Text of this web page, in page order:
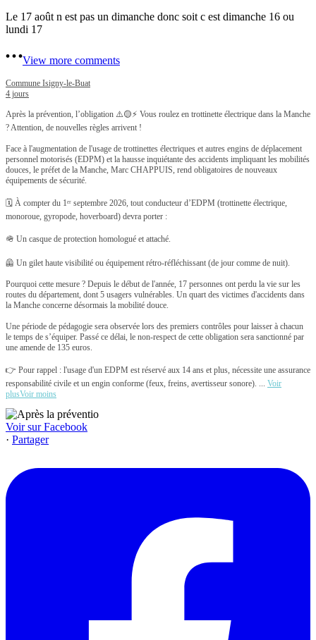
Le 17 août n est pas un dimanche donc soit c est dimanche 16 ou
lundi 17
View more comments
Commune Isigny-le-Buat
4 jours
Après la prévention, l’obligation ⚠️🟡⚡ Vous roulez en trottinette électrique dans la Manche
? Attention, de nouvelles règles arrivent !
Face à l'augmentation de l'usage de trottinettes électriques et autres engins de déplacement
personnel motorisés (EDPM) et la hausse inquiétante des accidents impliquant les mobilités
douces, le préfet de la Manche, Marc CHAPPUIS, rend obligatoires de nouveaux
équipements de sécurité.
🗓️ À compter du 1ᵉʳ septembre 2026, tout conducteur d’EDPM (trottinette électrique,
monoroue, gyropode, hoverboard) devra porter :
🪖 Un casque de protection homologué et attaché.
🦺 Un gilet haute visibilité ou équipement rétro-réfléchissant (de jour comme de nuit).
Pourquoi cette mesure ? Depuis le début de l'année, 17 personnes ont perdu la vie sur les
routes du département, dont 5 usagers vulnérables. Un quart des victimes d'accidents dans
la Manche concerne désormais la mobilité douce.
Une période de pédagogie sera observée lors des premiers contrôles pour laisser à chacun
le temps de s’équiper. Passé ce délai, le non-respect de cette obligation sera sanctionné par
une amende de 135 euros.
👉 Pour rappel : l'usage d'un EDPM est réservé aux 14 ans et plus, nécessite une assurance
responsabilité civile et un engin conforme (feux, freins, avertisseur sonore). ... Voir
plusVoir moins
Voir sur Facebook
· Partager